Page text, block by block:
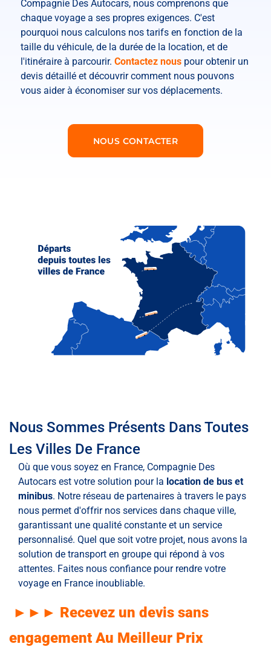
Compagnie Des Autocars, nous comprenons que
chaque voyage a ses propres exigences. C'est
pourquoi nous calculons nos tarifs en fonction de la
taille du véhicule, de la durée de la location, et de
l'itinéraire à parcourir. Contactez nous pour obtenir un
devis détaillé et découvrir comment nous pouvons
vous aider à économiser sur vos déplacements.
NOUS CONTACTER
Nous Sommes Présents Dans Toutes
Les Villes De France
Où que vous soyez en France, Compagnie Des
Autocars est votre solution pour la location de bus et
minibus. Notre réseau de partenaires à travers le pays
nous permet d'offrir nos services dans chaque ville,
garantissant une qualité constante et un service
personnalisé. Quel que soit votre projet, nous avons la
solution de transport en groupe qui répond à vos
attentes. Faites nous confiance pour rendre votre
voyage en France inoubliable.
►►► Recevez un devis sans
engagement Au Meilleur Prix